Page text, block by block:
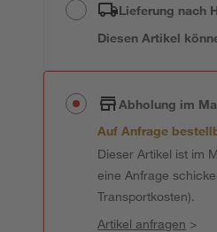
Lieferung nach
Diesen Artikel
Abholung im
Auf Anfrage
Dieser Artikel ist im
eine Anfrage
Transportkosten).
Artikel anfragen >